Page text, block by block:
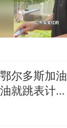
尔多斯加油
就跳表计
加油机，主
整顿